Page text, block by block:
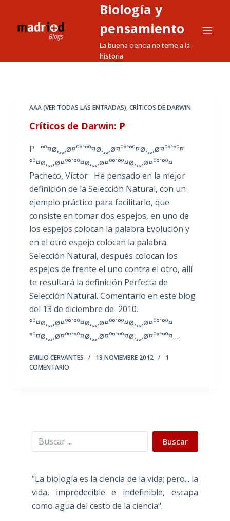
a
Biología y
pensamiento
La buena ciencia no teme a la
historia
AAA (VER TODAS LAS ENTRADAS),CRÍTICOS DE DARWIN
Críticos de Darwin: P
P °º¤ø,¸¸,ø¤º°`°º¤ø,¸¸,ø¤º°`°º¤ø,¸¸,ø¤º°`°º¤
°º¤ø,¸¸,ø¤º°`°º¤ø,¸¸,ø¤º°`°º¤ø,¸¸,ø¤º°`°º¤
Pacheco, Víctor He pensado en la mejor
definición de la Selección Natural, con un
ejemplo práctico para facilitarlo, que
consiste en tomar dos espejos, en uno de
los espejos colocan la palabra Evolución y
en el otro espejo colocan la palabra
Selección Natural, después colocan los
espejos de frente el uno contra el otro, allí
te resultará la definición Perfecta de
Selección Natural. Comentario en este blog
del 13 de diciembre de 2010.
°º¤ø,¸¸,ø¤º°`°º¤ø,¸¸,ø¤º°`°º¤ø,¸¸,ø¤º°`°º¤
°º¤ø,¸¸,ø¤º°`°º¤ø,¸¸,ø¤º°`°º¤ø,¸¸,ø¤º°`°º¤…
EMILIO CERVANTES 19 NOVIEMBRE 2012
1
COMENTARIO
Buscar Buscar
"La biología es la ciencia de la vida; pero... la
vida, impredecible e indefinible, escapa
como agua del cesto de la ciencia".